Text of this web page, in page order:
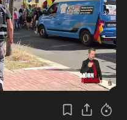
3:02